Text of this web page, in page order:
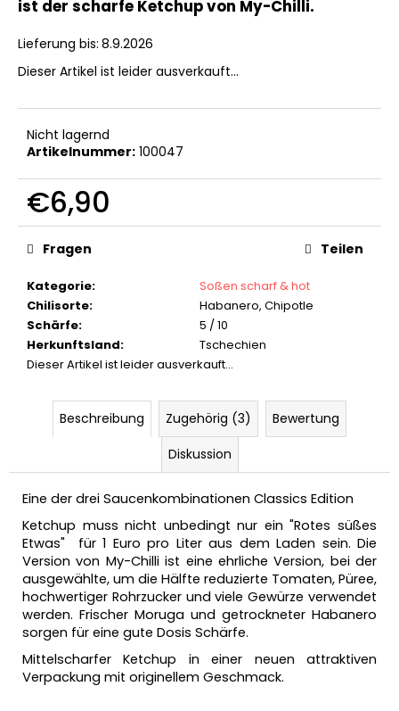
ist der scharfe Ketchup von My-Chilli.
Lieferung bis: 8.9.2026
Dieser Artikel ist leider ausverkauft…
Nicht lagernd
Artikelnummer: 100047
€6,90
Verkaufspreis:
Kategorie:
Soßen scharf & hot
Chilisorte:
Habanero, Chipotle
Schärfe:
5 / 10
Herkunftsland:
Tschechien
Dieser Artikel ist leider ausverkauft…
Fragen Teilen
Beschreibung Zugehörig (3)
Bewertung
Diskussion
Eine der drei Saucenkombinationen Classics Edition
Ketchup muss nicht unbedingt nur ein "Rotes süßes
Etwas" für 1 Euro pro Liter aus dem Laden sein. Die
Version von My-Chilli ist eine ehrliche Version, bei der
ausgewählte, um die Hälfte reduzierte Tomaten, Püree,
hochwertiger Rohrzucker und viele Gewürze verwendet
werden. Frischer Moruga und getrockneter Habanero
sorgen für eine gute Dosis Schärfe.
Mittelscharfer Ketchup in einer neuen attraktiven
Verpackung mit originellem Geschmack.
l
n
€19,90